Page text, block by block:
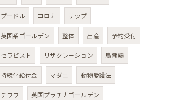
プードル コロナ サップ
英国系ゴールデン 整体 出産 予約受付
セラピスト リザクレーション 烏骨鶏
持続化給付金 マダニ 動物愛護法
チワワ 英国プラチナゴールデン